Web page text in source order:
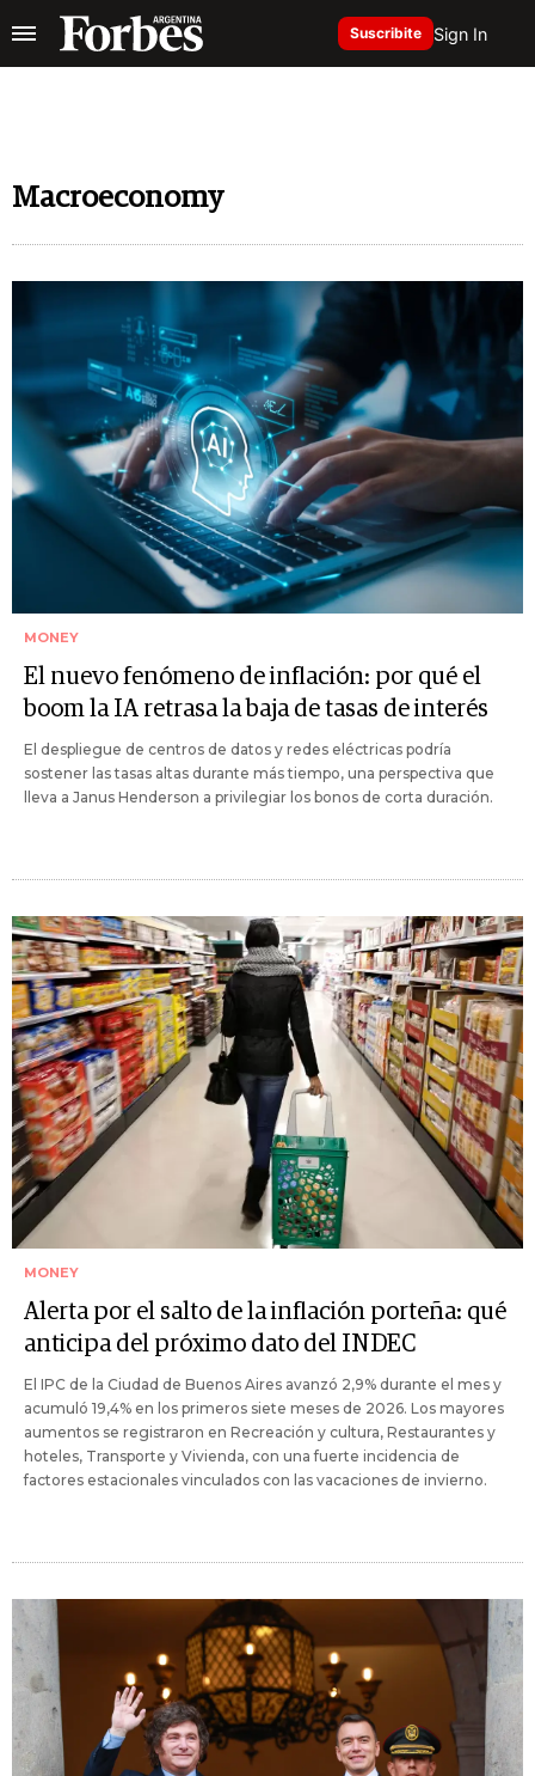
Suscribite Sign In
Macroeconomy
MONEY
El nuevo fenómeno de inflación: por qué el
boom la IA retrasa la baja de tasas de interés
El despliegue de centros de datos y redes eléctricas podría
sostener las tasas altas durante más tiempo, una perspectiva que
lleva a Janus Henderson a privilegiar los bonos de corta duración.
MONEY
Alerta por el salto de la inflación porteña: qué
anticipa del próximo dato del INDEC
El IPC de la Ciudad de Buenos Aires avanzó 2,9% durante el mes y
acumuló 19,4% en los primeros siete meses de 2026. Los mayores
aumentos se registraron en Recreación y cultura, Restaurantes y
hoteles, Transporte y Vivienda, con una fuerte incidencia de
factores estacionales vinculados con las vacaciones de invierno.